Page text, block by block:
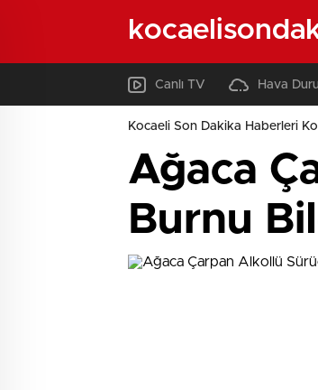
Canlı TV Hava
Kocaeli Son Dakika Haberleri
Ağaca
Burnu